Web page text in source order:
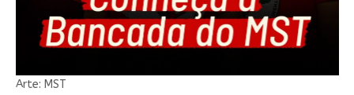
Arte: MST